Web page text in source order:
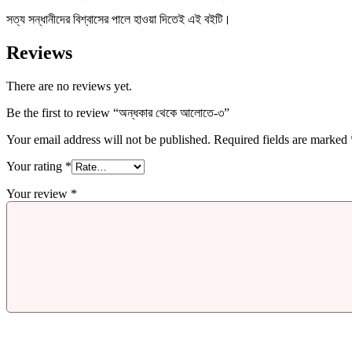
সত্য সন্ধানীদের বিশ্বাসের পালে হাওয়া দিতেই এই বইটি।
Reviews
There are no reviews yet.
Be the first to review “অন্ধকার থেকে আলোতে-৩”
Your email address will not be published. Required fields are marked
Your rating *
Your review *